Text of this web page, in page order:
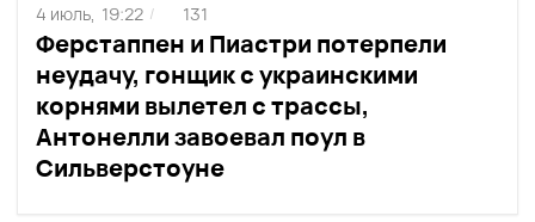
Ферстаппен и Пиастри потерпели
неудачу, гонщик с украинскими
корнями вылетел с трассы,
Антонелли завоевал поул в
Сильверстоуне
4 июль, 19:22 / 131